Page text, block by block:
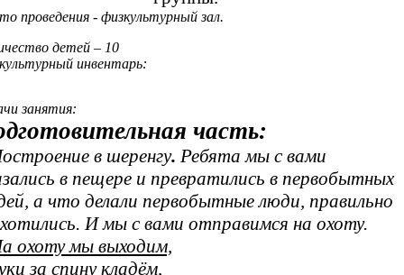
проведения - физкультурный зал.
детей – 10
инвентарь:
занятия:
часть:
в шеренгу. Ребята мы с вами
в пещере и превратились в первобытных
а что делали первобытные люди, правильно
И мы с вами отправимся на охоту.
охоту мы выходим,
за спину кладём,